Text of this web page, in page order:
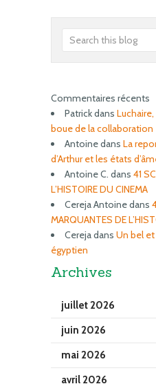
Commentaires récents
Patrickdans
boue de la collaboration
Antoinedans La
d’Arthur et les états
Antoine C. dans 41
L’HISTOIRE DU CINEMA
Cereja Antoinedans
MARQUANTES DE
Cerejadans Un bel
égyptien
Archives
juillet 2026
juin 2026
mai 2026
avril 2026